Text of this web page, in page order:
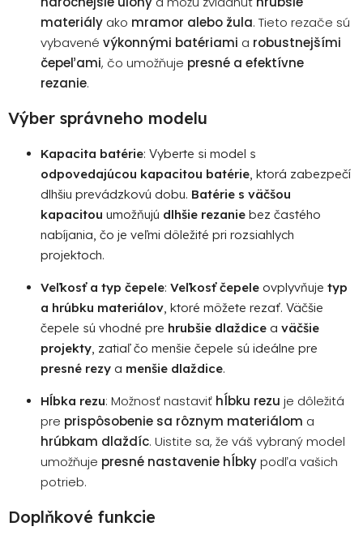
materiály ako mramor alebo žula. Tieto rezače sú
vybavené výkonnými batériami a robustnejšími
čepeľami, čo umožňuje presné a efektívne
rezanie.
Výber správneho modelu
Kapacita batérie: Vyberte si model s
odpovedajúcou kapacitou batérie, ktorá zabezpečí
dlhšiu prevádzkovú dobu. Batérie s väčšou
kapacitou umožňujú dlhšie rezanie bez častého
nabíjania, čo je veľmi dôležité pri rozsiahlych
projektoch.
Veľkosť a typ čepele: Veľkosť čepele ovplyvňuje typ
a hrúbku materiálov, ktoré môžete rezať. Väčšie
čepele sú vhodné pre hrubšie dlaždice a väčšie
projekty, zatiaľ čo menšie čepele sú ideálne pre
presné rezy a menšie dlaždice.
Hĺbka rezu: Možnosť nastaviť hĺbku rezu je dôležitá
pre prispôsobenie sa rôznym materiálom a
hrúbkam dlaždíc. Uistite sa, že váš vybraný model
umožňuje presné nastavenie hĺbkypodľa vašich
potrieb.
Doplňkové funkcie